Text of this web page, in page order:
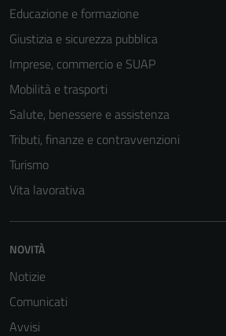
Educazione e formazione
Giustizia e sicurezza pubblica
Imprese, commercio e SUAP
Mobilità e trasporti
Salute, benessere e assistenza
Tributi, finanze e contravvenzioni
Turismo
Vita lavorativa
NOVITÀ
Notizie
Comunicati
Avvisi